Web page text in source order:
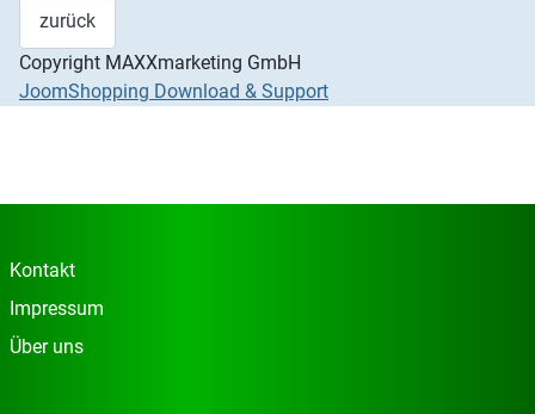
Copyright MAXXmarketing GmbH
JoomShopping Download & Support
Kontakt
Impressum
Über uns